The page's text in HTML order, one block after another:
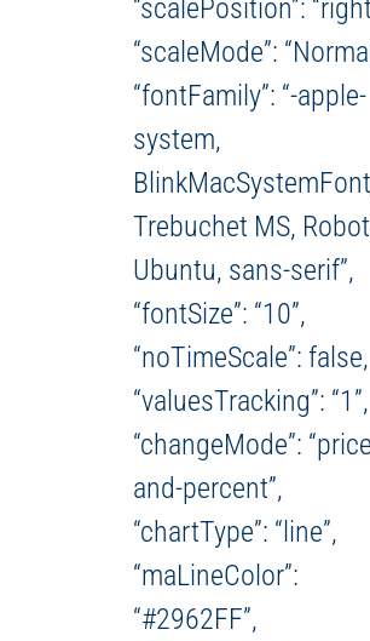
“scalePosition”:
“scaleMode”:
“fontFamily”: “-apple-
system,
Trebuchet MS,
Ubuntu, sans-serif”,
“fontSize”: “10”,
“noTimeScale”: false,
“valuesTracking”: “1”,
“changeMode”:
and-percent”,
“chartType”: “line”,
“maLineColor”:
“#2962FF”,